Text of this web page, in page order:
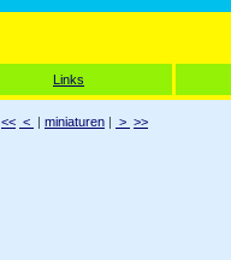
Links
<< < | miniaturen | > >>